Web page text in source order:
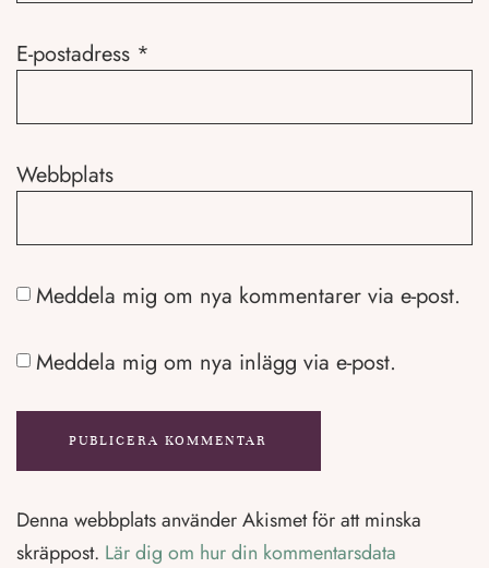
E-postadress *
Webbplats
Meddela mig om nya kommentarer via e-post.
Meddela mig om nya inlägg via e-post.
Denna webbplats använder Akismet för att minska
skräppost. Lär dig om hur din kommentarsdata